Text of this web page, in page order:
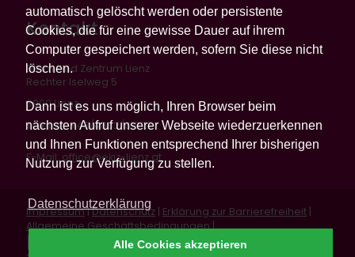
automatisch gelöscht werden oder persistente
Cookies, die für eine gewisse Dauer auf ihrem
Computer gespeichert werden, sofern Sie diese nicht
löschen.
Dann ist es uns möglich, Ihren Browser beim
nächsten Aufruf unserer Webseite wiederzuerkennen
und Ihnen Funktionen entsprechend Ihrer bisherigen
Nutzung zur Verfügung zu stellen.
Datenschutzerklärung
Alle Cookies akzeptieren
Kontakt
Eltern Kind Zentrum Lienz
Rechter Iselweg 5
9900 Lienz
Telefon: +43/4852/61322
E-Mail: office@ekiz-lienz.at
Impressum|Datenschutz| Erklärung zur Barrierefreiheit|
Allgemeine Geschäftsbedingungen|
Vertrag widerrufen